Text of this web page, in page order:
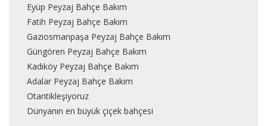
Eyüp Peyzaj Bahçe Bakım
Fatih Peyzaj Bahçe Bakım
Gaziosmanpaşa Peyzaj Bahçe Bakım
Güngören Peyzaj Bahçe Bakım
Kadıköy Peyzaj Bahçe Bakım
Adalar Peyzaj Bahçe Bakım
Otantikleşiyoruz
Dünyanın en büyük çiçek bahçesi